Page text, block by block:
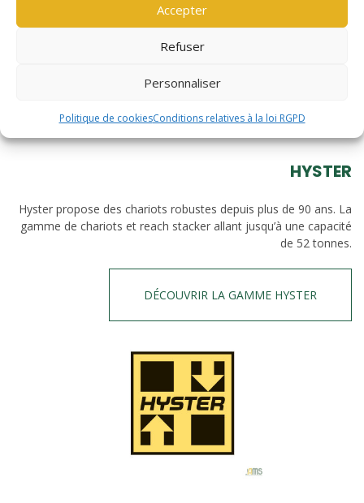
Accepter
Refuser
Personnaliser
Politique de cookiesConditions relatives à la loi RGPD
Yale fabrique du matériel de manutention depuis près de 140
ans. En 2020, Yale a fêté les 100 ans de son premier chariot
HYSTER
Hyster propose des chariots robustes depuis plus de 90 ans. La
gamme de chariots et reach stacker allant jusqu’à une capacité
de 52 tonnes.
DÉCOUVRIR LA GAMME HYSTER